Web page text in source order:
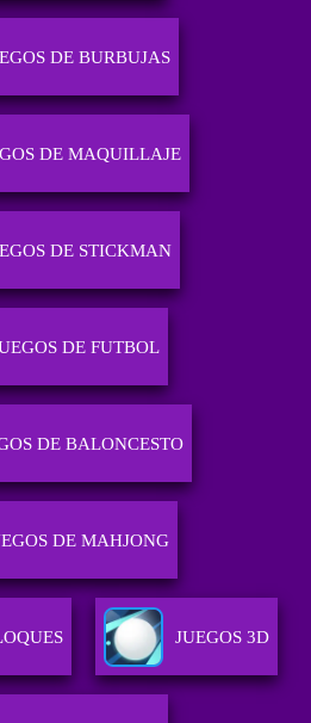
DE BURBUJAS
DE MAQUILLAJE
DE STICKMAN
DE FUTBOL
DE BALONCESTO
DE MAHJONG
JUEGOS 3D